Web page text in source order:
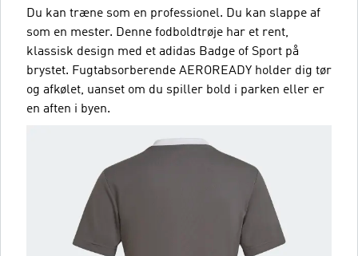
Du kan træne som en professionel. Du kan slappe af
som en mester. Denne fodboldtrøje har et rent,
klassisk design med et adidas Badge of Sport på
brystet. Fugtabsorberende AEROREADY holder dig tør
og afkølet, uanset om du spiller bold i parken eller er
en aften i byen.